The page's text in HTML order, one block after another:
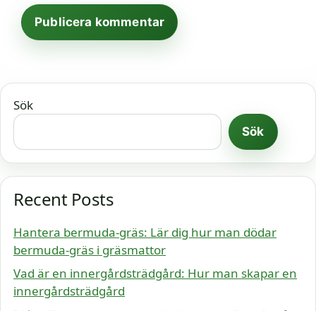
Sök
Sök
Recent Posts
Hantera bermuda-gräs: Lär dig hur man dödar
bermuda-gräs i gräsmattor
Vad är en innergårdsträdgård: Hur man skapar en
innergårdsträdgård